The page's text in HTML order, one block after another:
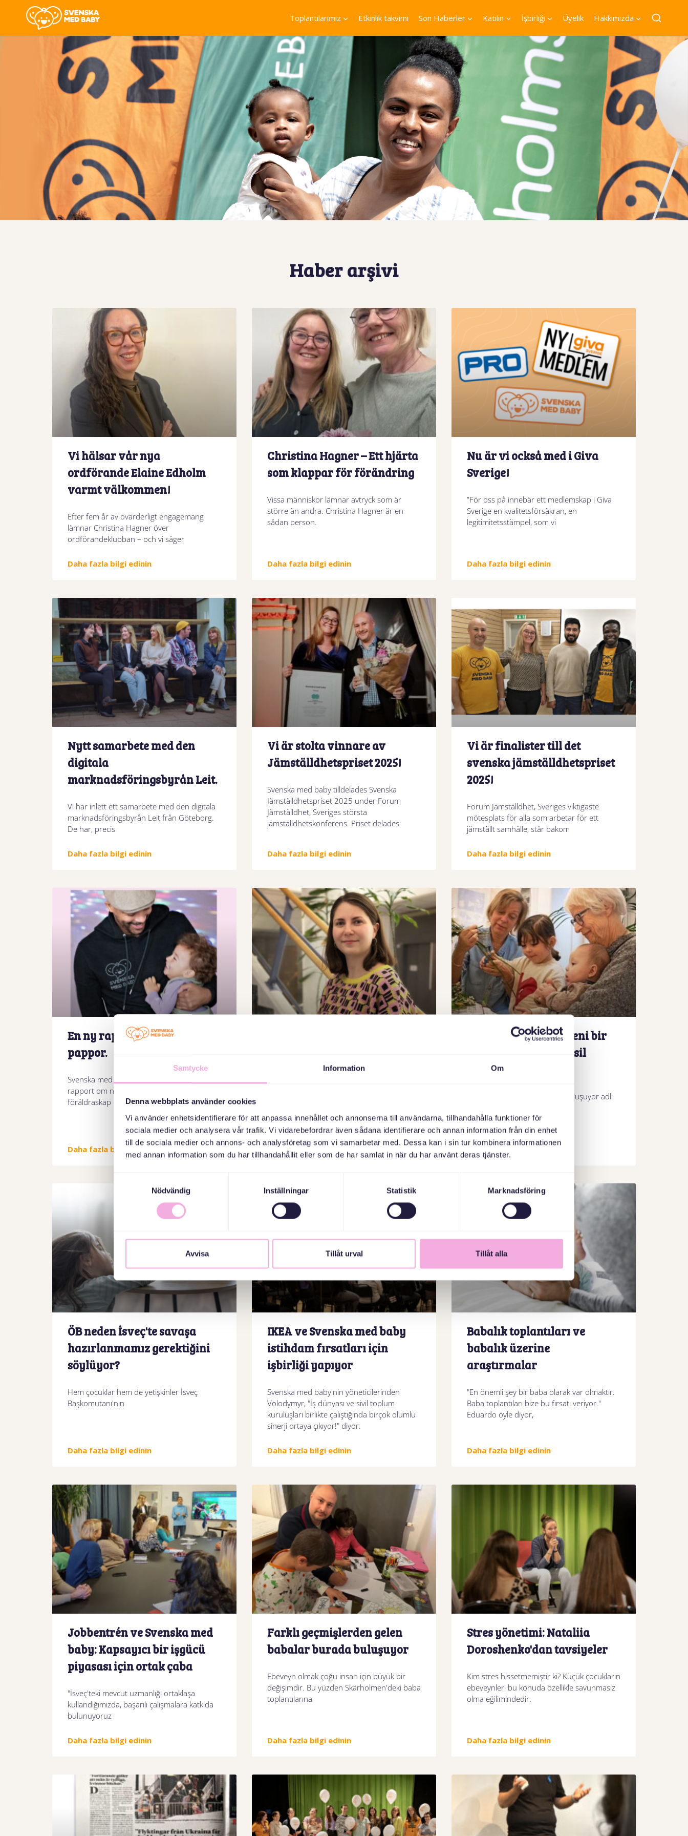
Samtycke Information Om
Denna webbplats använder cookies
Vi använder enhetsidentifierare för att anpassa innehållet och annonserna till användarna, tillhandahålla funktioner för
sociala medier och analysera vår trafik. Vi vidarebefordrar även sådana identifierare och annan information från din enhet
till de sociala medier och annons- och analysföretag som vi samarbetar med. Dessa kan i sin tur kombinera informationen
med annan information som du har tillhandahållit eller som de har samlat in när du har använt deras tjänster.
Nödvändig
Inställningar Statistik Marknadsföring
Avvisa Tillåt urval Tillåt alla
Toplantılarımız Etkinlik takvimi Son Haberler Katılın İşbirliği Üyelik Hakkımızda
Haber arşivi
Vi hälsar vår nya
ordförande Elaine Edholm
varmt välkommen!
Efter fem år av ovärderligt engagemang
lämnar Christina Hagner över
ordförandeklubban – och vi säger
Daha fazla bilgi edinin
Christina Hagner – Ett hjärta
som klappar för förändring
Vissa människor lämnar avtryck som är
större än andra. Christina Hagner är en
sådan person.
Daha fazla bilgi edinin
Nu är vi också med i Giva
Sverige!
”För oss på innebär ett medlemskap i Giva
Sverige en kvalitetsförsäkran, en
legitimitetsstämpel, som vi
Daha fazla bilgi edinin
Nytt samarbete med den
digitala
marknadsföringsbyrån Leit.
Vi har inlett ett samarbete med den digitala
marknadsföringsbyrån Leit från Göteborg.
De har, precis
Daha fazla bilgi edinin
Vi är stolta vinnare av
Jämställdhetspriset 2025!
Svenska med baby tilldelades Svenska
Jämställdhetspriset 2025 under Forum
Jämställdhet, Sveriges största
jämställdhetskonferens. Priset delades
Daha fazla bilgi edinin
Vi är finalister till det
svenska jämställdhetspriset
2025!
Forum Jämställdhet, Sveriges viktigaste
mötesplats för alla som arbetar för ett
jämställt samhälle, står bakom
Daha fazla bilgi edinin
En ny rapport: Pappor till
pappor.
Svenska med baby presenterar stolt vår nya
rapport om nyanlända pappors
föräldraskap och deras viktiga
Daha fazla bilgi edinin
”Vi är så glada över att få vara med och göra
skillnad för asylsökande och
Daha fazla bilgi edinin
Svenska med baby yeni bir
proje sunuyor, Üç nesil
buluşuyor
Svenska med baby, Üç Nesil Buluşuyor adlı
Daha fazla bilgi edinin
ÖB neden İsveç'te savaşa
hazırlanmamız gerektiğini
söylüyor?
Hem çocuklar hem de yetişkinler İsveç
Başkomutanı'nın
Daha fazla bilgi edinin
IKEA ve Svenska med baby
istihdam fırsatları için
işbirliği yapıyor
Svenska med baby'nin yöneticilerinden
Volodymyr, "İş dünyası ve sivil toplum
kuruluşları birlikte çalıştığında birçok olumlu
sinerji ortaya çıkıyor!" diyor.
Daha fazla bilgi edinin
Babalık toplantıları ve
babalık üzerine
araştırmalar
"En önemli şey bir baba olarak var olmaktır.
Baba toplantıları bize bu fırsatı veriyor."
Eduardo öyle diyor,
Daha fazla bilgi edinin
Jobbentrén ve Svenska med
baby: Kapsayıcı bir işgücü
piyasası için ortak çaba
"İsveç'teki mevcut uzmanlığı ortaklaşa
kullandığımızda, başarılı çalışmalara katkıda
bulunuyoruz
Daha fazla bilgi edinin
Farklı geçmişlerden gelen
babalar burada buluşuyor
Ebeveyn olmak çoğu insan için büyük bir
değişimdir. Bu yüzden Skärholmen'deki baba
toplantılarına
Daha fazla bilgi edinin
Stres yönetimi: Nataliia
Doroshenko'dan tavsiyeler
Kim stres hissetmemiştir ki? Küçük çocukların
ebeveynleri bu konuda özellikle savunmasız
olma eğilimindedir.
Daha fazla bilgi edinin